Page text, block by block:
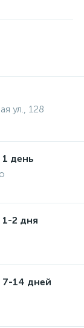
ул., 128
день
2 дня
7-14 дней